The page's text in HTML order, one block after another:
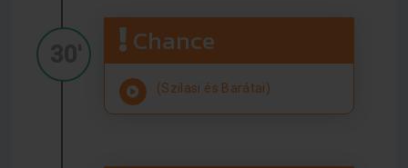
Chance
(Szilasi és Barátai)